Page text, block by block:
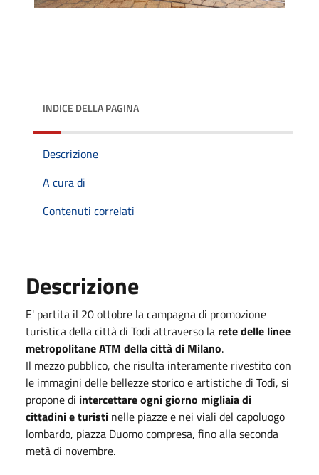
INDICE DELLA PAGINA
Descrizione
A cura di
Contenuti correlati
Descrizione
E' partita il 20 ottobre la campagna di promozione
turistica della città di Todi attraverso la rete delle linee
metropolitane ATM della città di Milano.
Il mezzo pubblico, che risulta interamente rivestito con
le immagini delle bellezze storico e artistiche di Todi, si
propone di intercettare ogni giorno migliaia di
cittadini e turisti nelle piazze e nei viali del capoluogo
lombardo, piazza Duomo compresa, fino alla seconda
metà di novembre.